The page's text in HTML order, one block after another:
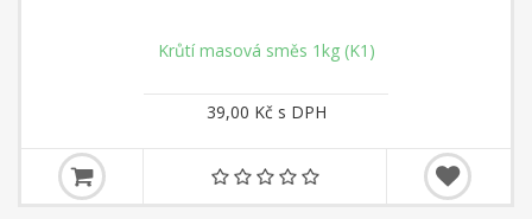
Krůtí masová směs 1kg (K1)
39,00 Kč s DPH